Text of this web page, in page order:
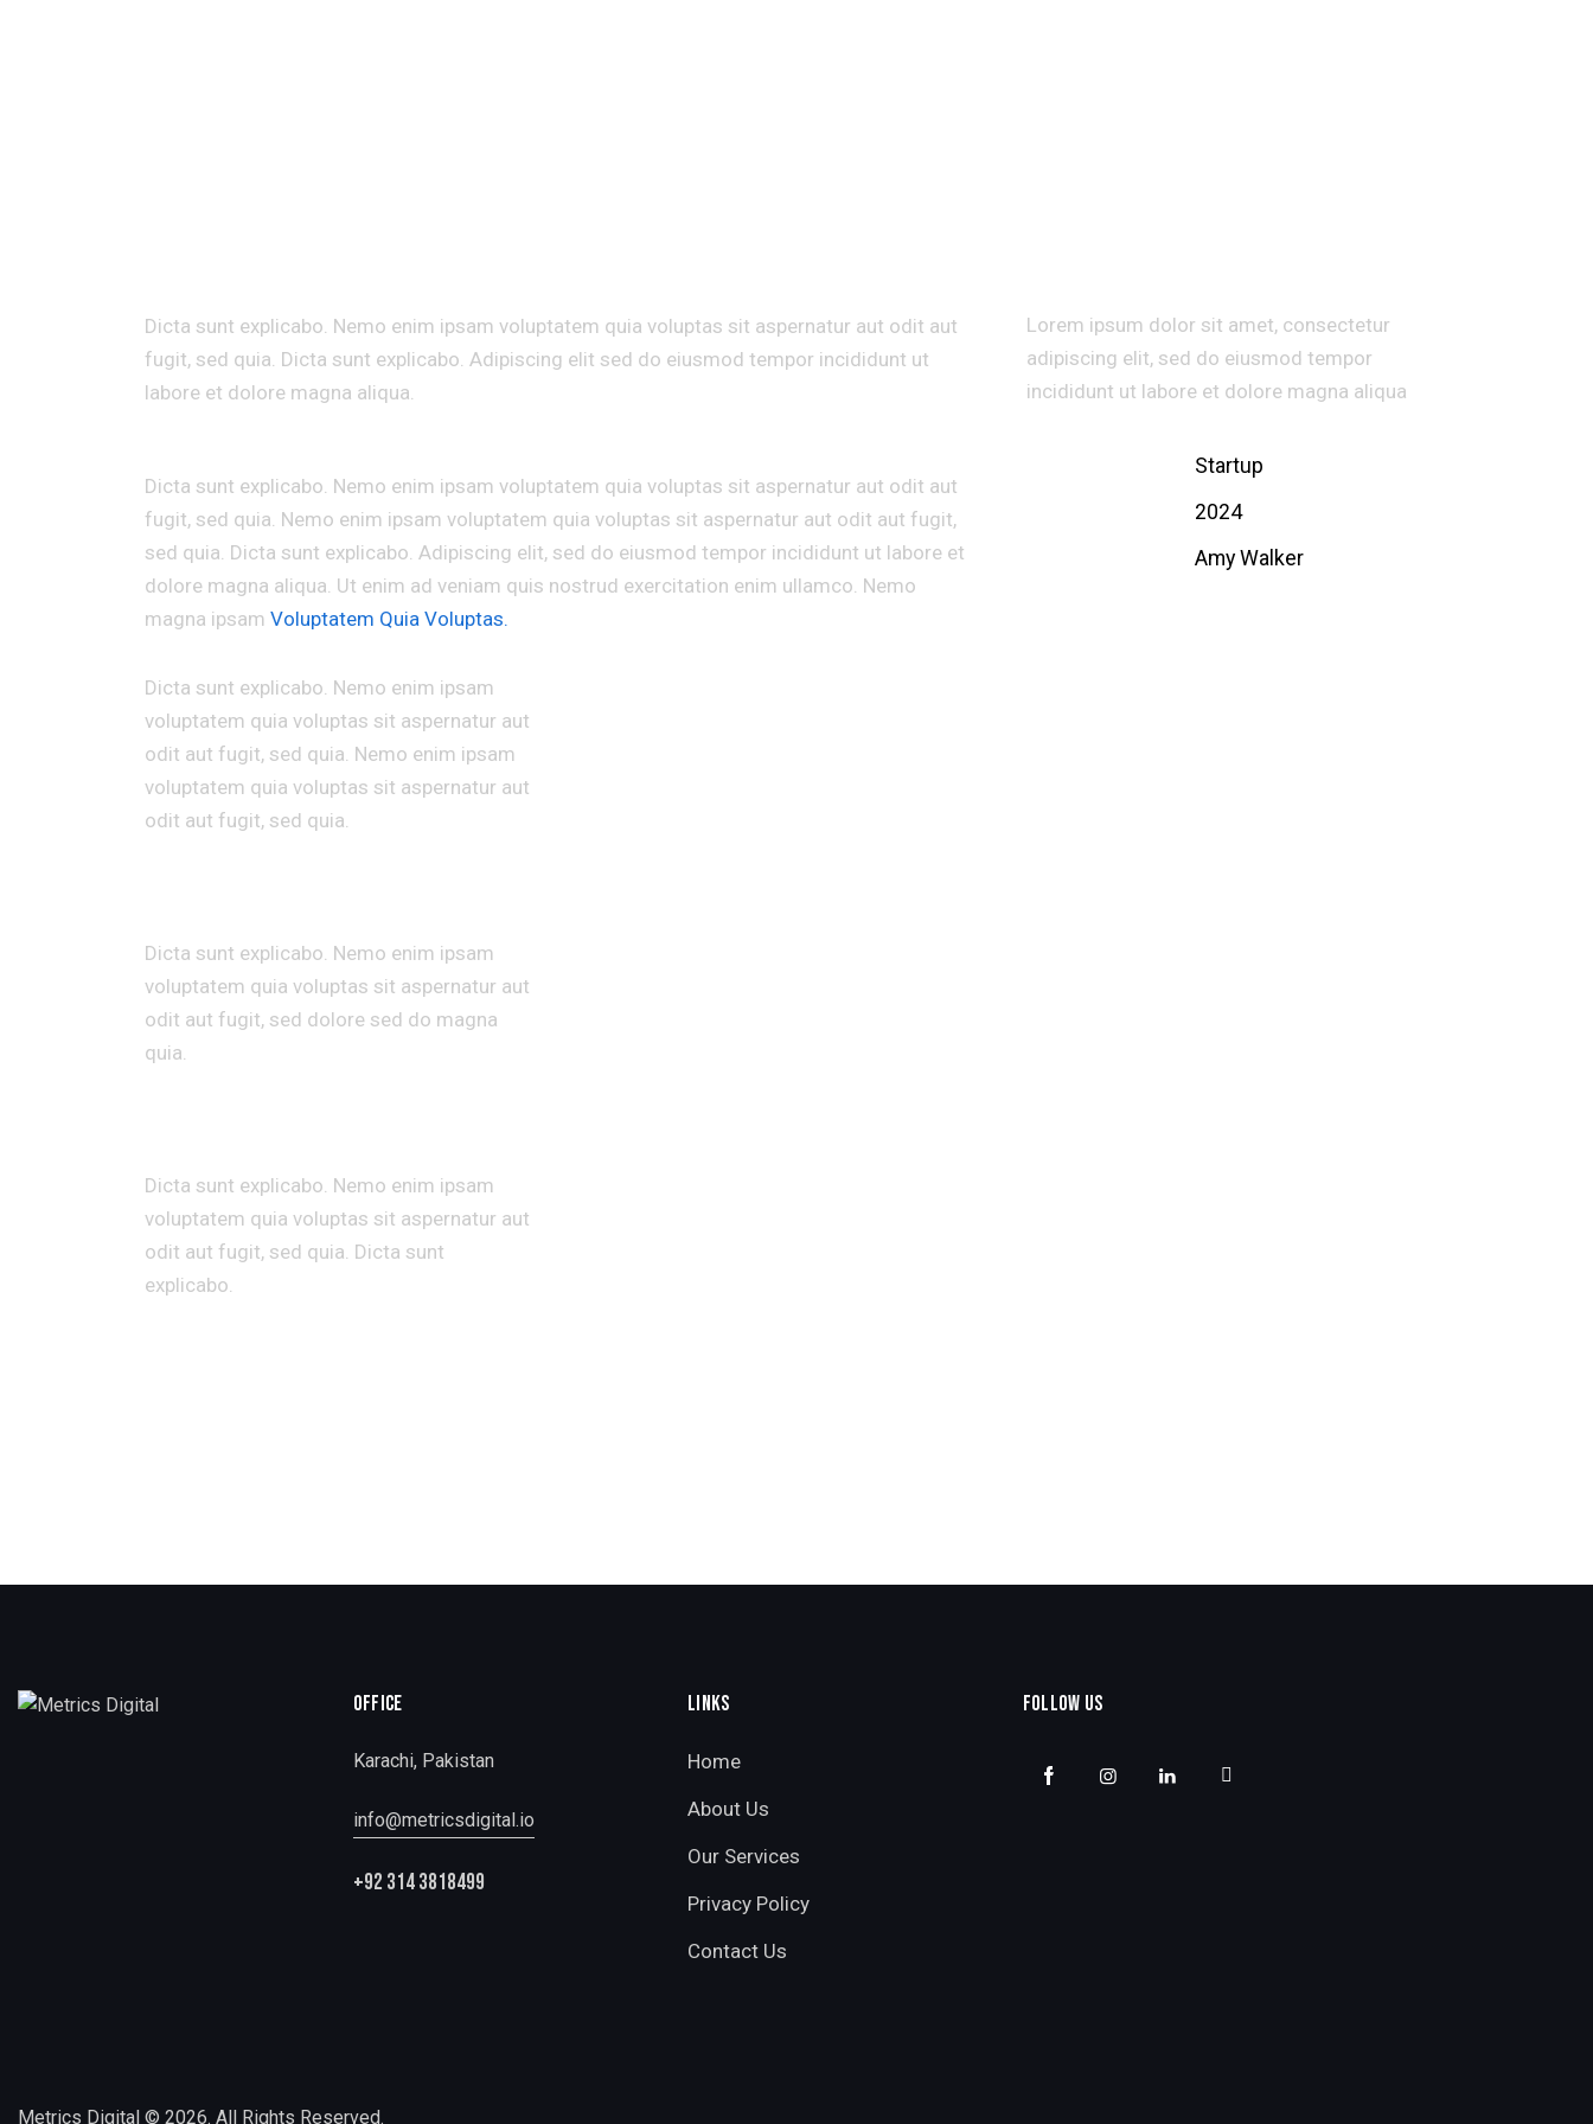
Dicta sunt explicabo. Nemo enim ipsam voluptatem quia voluptas sit aspernatur aut odit aut
fugit, sed quia. Dicta sunt explicabo. Adipiscing elit sed do eiusmod tempor incididunt ut
labore et dolore magna aliqua.
Dicta sunt explicabo. Nemo enim ipsam voluptatem quia voluptas sit aspernatur aut odit aut
fugit, sed quia. Nemo enim ipsam voluptatem quia voluptas sit aspernatur aut odit aut fugit,
sed quia. Dicta sunt explicabo. Adipiscing elit, sed do eiusmod tempor incididunt ut labore et
dolore magna aliqua. Ut enim ad veniam quis nostrud exercitation enim ullamco. Nemo
magna ipsam Voluptatem Quia Voluptas.
Dicta sunt explicabo. Nemo enim ipsam
voluptatem quia voluptas sit aspernatur aut
odit aut fugit, sed quia. Nemo enim ipsam
voluptatem quia voluptas sit aspernatur aut
odit aut fugit, sed quia.
Dicta sunt explicabo. Nemo enim ipsam
voluptatem quia voluptas sit aspernatur aut
odit aut fugit, sed dolore sed do magna
quia.
Dicta sunt explicabo. Nemo enim ipsam
voluptatem quia voluptas sit aspernatur aut
odit aut fugit, sed quia. Dicta sunt
explicabo.
Lorem ipsum dolor sit amet, consectetur
adipiscing elit, sed do eiusmod tempor
incididunt ut labore et dolore magna aliqua
Startup
2024
Amy Walker
OFFICE
Karachi, Pakistan
info@metricsdigital.io
+92 314 3818499
LINKS
Home
About Us
Our Services
Privacy Policy
Contact Us
FOLLOW US
Metrics Digital © 2026. All Rights Reserved.